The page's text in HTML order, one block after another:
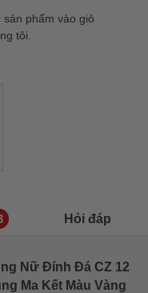
phẩm vào giỏ
tôi.
Hỏi đáp
Nữ Đính Đá CZ 12
Ma Kết Màu Vàng